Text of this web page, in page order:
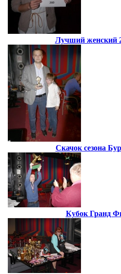
Лучший женский
Скачок сезона
Кубок Гранд